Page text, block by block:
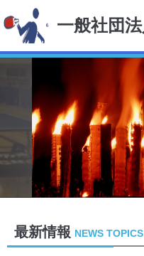
一般社団
最新情報 NEWS TOPICS